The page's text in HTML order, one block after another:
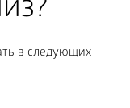
в следующих